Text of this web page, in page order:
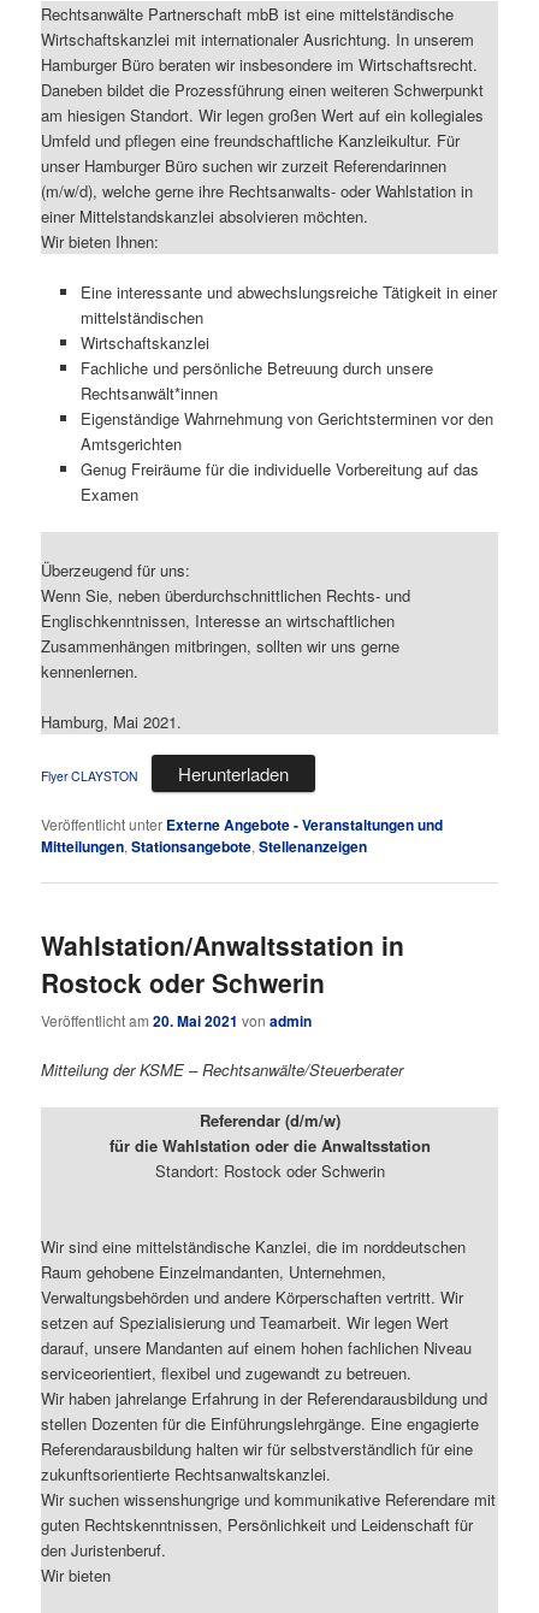
Rechtsanwälte Partnerschaft mbB ist eine mittelständische
Wirtschaftskanzlei mit internationaler Ausrichtung. In unserem
Hamburger Büro beraten wir insbesondere im Wirtschaftsrecht.
Daneben bildet die Prozessführung einen weiteren Schwerpunkt
am hiesigen Standort. Wir legen großen Wert auf ein kollegiales
Umfeld und pflegen eine freundschaftliche Kanzleikultur. Für
unser Hamburger Büro suchen wir zurzeit Referendarinnen
(m/w/d), welche gerne ihre Rechtsanwalts- oder Wahlstation in
einer Mittelstandskanzlei absolvieren möchten.
Wir bieten Ihnen:
Eine interessante und abwechslungsreiche Tätigkeit in einer
mittelständischen
Wirtschaftskanzlei
Fachliche und persönliche Betreuung durch unsere
Rechtsanwält*innen
Eigenständige Wahrnehmung von Gerichtsterminen vor den
Amtsgerichten
Genug Freiräume für die individuelle Vorbereitung auf das
Examen
Überzeugend für uns:
Wenn Sie, neben überdurchschnittlichen Rechts- und
Englischkenntnissen, Interesse an wirtschaftlichen
Zusammenhängen mitbringen, sollten wir uns gerne
kennenlernen.
Hamburg, Mai 2021.
Flyer CLAYSTON Herunterladen
Veröffentlicht unter Externe Angebote - Veranstaltungen und
Mitteilungen,Stationsangebote,Stellenanzeigen
Wahlstation/Anwaltsstation in
Rostock oder Schwerin
Veröffentlicht am20. Mai 2021 vonadmin
Mitteilung der KSME – Rechtsanwälte/Steuerberater
Referendar (d/m/w)
für die Wahlstation oder die Anwaltsstation
Standort: Rostock oder Schwerin
Wir sind eine mittelständische Kanzlei, die im norddeutschen
Raum gehobene Einzelmandanten, Unternehmen,
Verwaltungsbehörden und andere Körperschaften vertritt. Wir
setzen auf Spezialisierung und Teamarbeit. Wir legen Wert
darauf, unsere Mandanten auf einem hohen fachlichen Niveau
serviceorientiert, flexibel und zugewandt zu betreuen.
Wir haben jahrelange Erfahrung in der Referendarausbildung und
stellen Dozenten für die Einführungslehrgänge. Eine engagierte
Referendarausbildung halten wir für selbstverständlich für eine
zukunftsorientierte Rechtsanwaltskanzlei.
Wir suchen wissenshungrige und kommunikative Referendare mit
guten Rechtskenntnissen, Persönlichkeit und Leidenschaft für
den Juristenberuf.
Wir bieten